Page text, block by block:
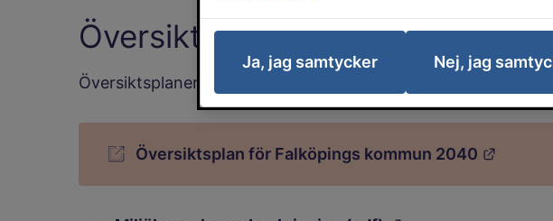
Översiktsplan och tillhörande
Översiktsplanen är digital och presenteras i en karta.
Översiktsplan för Falköpings kommun 2040
Ja, jag samtycker Nej, jag